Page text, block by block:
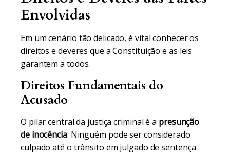
Envolvidas
Em um cenário tão delicado, é vital conhecer os
direitos e deveres que a Constituição e as leis
garantem a todos.
Direitos Fundamentais do
Acusado
O pilar central da justiça criminal é a presunção
de inocência. Ninguém pode ser considerado
culpado até o trânsito em julgado de sentença